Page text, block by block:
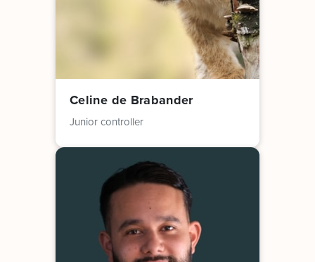
Celine de Brabander
Junior controller